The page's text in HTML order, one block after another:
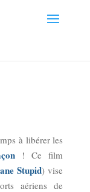
à libérer les
! Ce film
Stupid) vise
aériens de